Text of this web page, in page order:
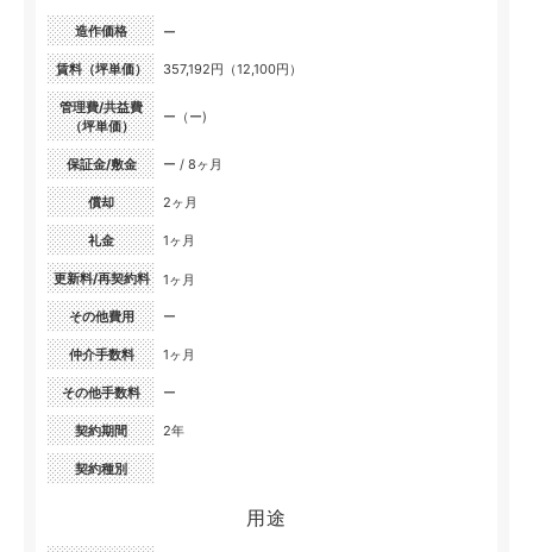
造作価格 ー
賃料（坪単価） 357,192円（12,100円）
管理費/共益費
（坪単価）
ー（ー)
保証金/敷金 ー / 8ヶ月
償却 2ヶ月
礼金 1ヶ月
更新料/再契約料 1ヶ月
その他費用 ー
仲介手数料 1ヶ月
その他手数料 ー
契約期間 2年
契約種別
用途